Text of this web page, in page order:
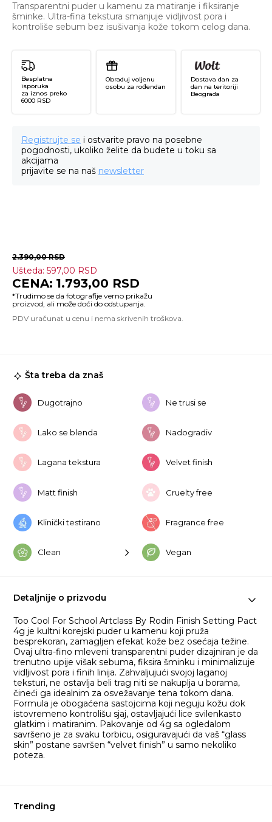
Transparentni puder u kamenu za matiranje i fiksiranje
šminke. Ultra-fina tekstura smanjuje vidljivost pora i
kontroliše sebum bez isušivanja kože tokom celog dana.
Besplatna
isporuka
za iznos preko
6000 RSD
Obraduj voljenu
osobu za rođendan
Dostava dan za
dan na teritoriji
Beograda
Registrujte se i ostvarite pravo na posebne
pogodnosti, ukoliko želite da budete u toku sa
akcijama
prijavite se na naš newsletter
2.390,00RSD
Ušteda: 597,00 RSD
1.793,00 RSD
Šta treba da znaš
Dugotrajno Ne trusi se
Lako se blenda Nadogradiv
Lagana tekstura Velvet finish
Matt finish Cruelty free
Klinički testirano Fragrance free
Clean Vegan
Detaljnije o prizvodu
Too Cool For School Artclass By Rodin Finish Setting Pact
4g je kultni korejski puder u kamenu koji pruža
besprekoran, zamagljen efekat kože bez osećaja težine.
Ovaj ultra-fino mleveni transparentni puder dizajniran je da
trenutno upije višak sebuma, fiksira šminku i minimalizuje
vidljivost pora i finih linija. Zahvaljujući svojoj laganoj
teksturi, ne ostavlja beli trag niti se nakuplja u borama,
čineći ga idealnim za osvežavanje tena tokom dana.
Formula je obogaćena sastojcima koji neguju kožu dok
istovremeno kontrolišu sjaj, ostavljajući lice svilenkasto
glatkim i matiranim. Pakovanje od 4g sa ogledalom
savršeno je za svaku torbicu, osiguravajući da vaš “glass
skin” postane savršen “velvet finish” u samo nekoliko
poteza.
Trending